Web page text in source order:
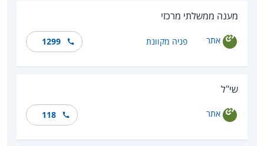
מענה ממשלתי מרכזי
אתר פניה מקוונת 1299
שי"ל
אתר 118